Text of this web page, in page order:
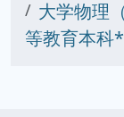
大学物理
等教育本